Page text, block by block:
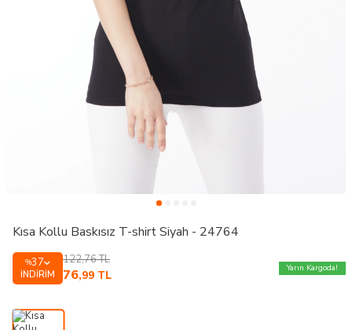
Kısa Kollu Baskısız T-shirt Siyah - 24764
%37
İNDIRIM
122,76TL
76,99 TL
Yarın Kargoda!